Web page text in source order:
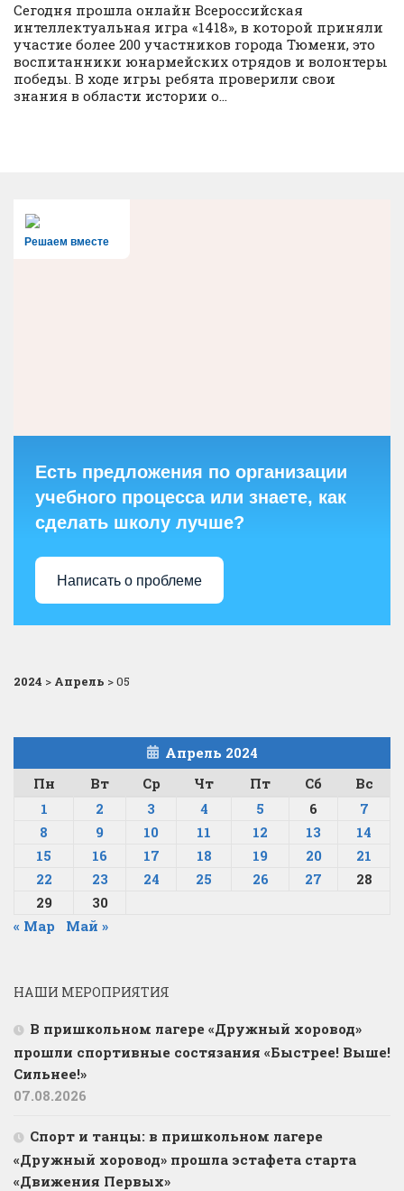
Сегодня прошла онлайн Всероссийская
интеллектуальная игра «1418», в которой приняли
участие более 200 участников города Тюмени, это
воспитанники юнармейских отрядов и волонтеры
победы. В ходе игры ребята проверили свои
знания в области истории о...
Решаем вместе
Есть предложения по организации
учебного процесса или знаете, как
сделать школу лучше?
Написать о проблеме
2024 > Апрель >05
Апрель 2024
Пн
Вт Ср Чт Пт Сб
Вс
1
2 3 4 5 6
7
8
9 10 11 12 13
14
15
16 17 18 19 20
21
22
23 24 25 26 27
28
29
30
« Мар
Май »
НАШИ МЕРОПРИЯТИЯ
В пришкольном лагере «Дружный хоровод»
прошли спортивные состязания «Быстрее! Выше!
Сильнее!»
07.08.2026
Спорт и танцы: в пришкольном лагере
«Дружный хоровод» прошла эстафета старта
«Движения Первых»